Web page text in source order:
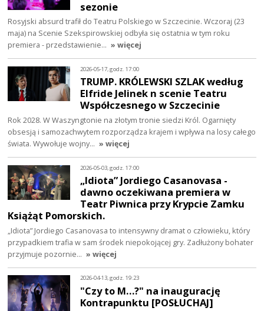
sezonie
Rosyjski absurd trafił do Teatru Polskiego w Szczecinie. Wczoraj (23
maja) na Scenie Szekspirowskiej odbyła się ostatnia w tym roku
premiera - przedstawienie… » więcej
2026-05-17, godz. 17:00
TRUMP. KRÓLEWSKI SZLAK według
Elfride Jelinek n scenie Teatru
Współczesnego w Szczecinie
Rok 2028. W Waszyngtonie na złotym tronie siedzi Król. Ogarnięty
obsesją i samozachwytem rozporządza krajem i wpływa na losy całego
świata. Wywołuje wojny… » więcej
2026-05-03, godz. 17:00
„Idiota” Jordiego Casanovasa -
dawno oczekiwana premiera w
Teatr Piwnica przy Krypcie Zamku
Książąt Pomorskich.
„Idiota” Jordiego Casanovasa to intensywny dramat o człowieku, który
przypadkiem trafia w sam środek niepokojącej gry. Zadłużony bohater
przyjmuje pozornie… » więcej
2026-04-13, godz. 19:23
"Czy to M…?" na inaugurację
Kontrapunktu [POSŁUCHAJ]